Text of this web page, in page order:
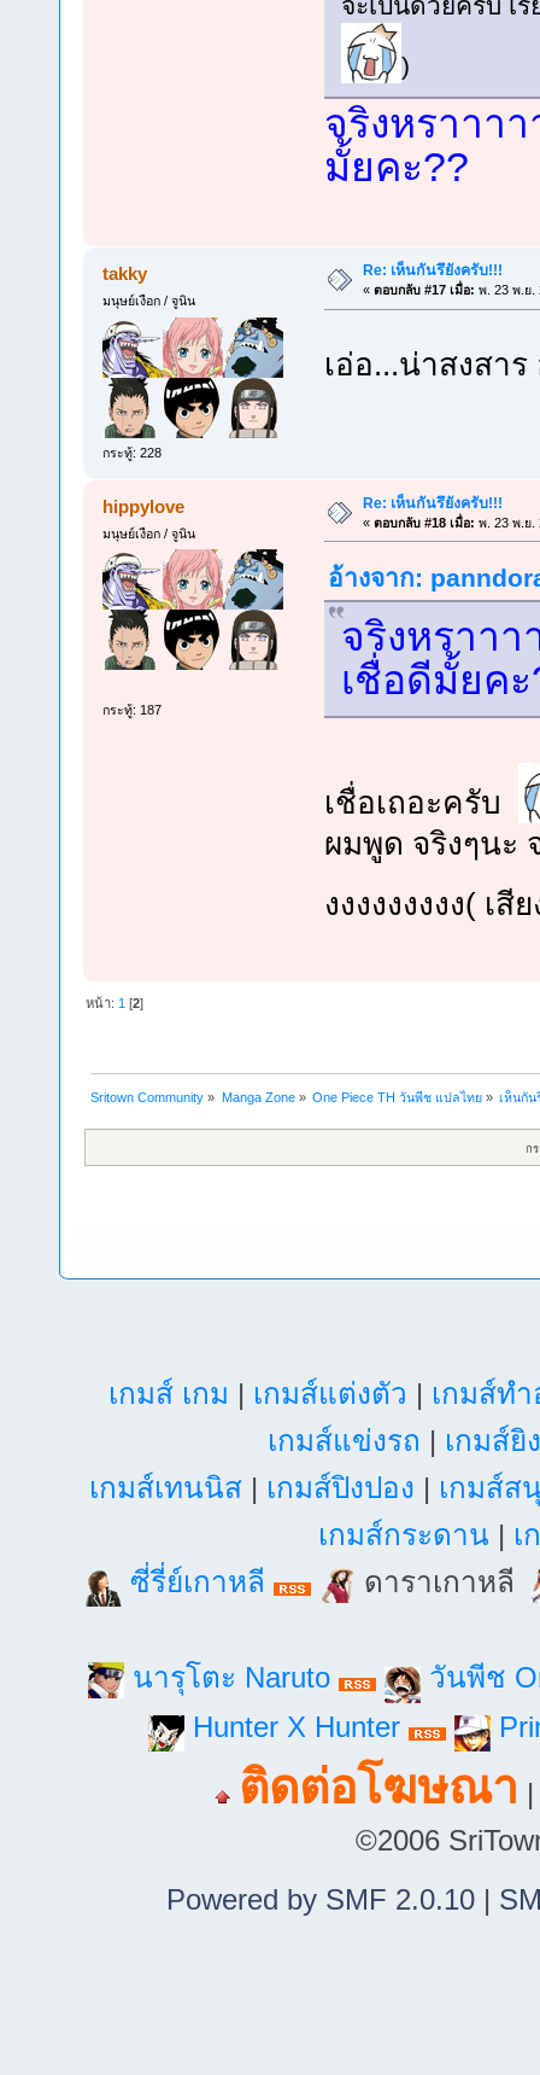
จะเป็นด้วยครับ เ
)
จริงหราาา
มั้ยคะ??
takky
มนุษย์เงือก / จูนิน
กระทู้: 228
Re: เห็นกันรึยังครับ!!!
« ตอบกลับ #17 เมื่อ: พ. 23 พ.ย.
เอ่อ...น่าสงสา
hippylove
มนุษย์เงือก / จูนิน
กระทู้: 187
Re: เห็นกันรึยังครับ!!!
« ตอบกลับ #18 เมื่อ: พ. 23 พ.ย.
อ้างจาก:
จริงหราาา
เชื่อดีมั้ยคะ
เชื่อเถอะครับ
ผมพูด จริงๆนะ จ
งงงงงงงงง( เ
หน้า: 1 [2]
Sritown Community » Manga Zone» One Piece TH วันพีช แปลไทย» เห็นกัน
ก
เกมส์ เกม | เกมส์แต่งตัว | เกมส์ท
เกมส์แข่งรถ | เกมส์ยิ
เกมส์เทนนิส| เกมส์ปิงปอง | เกมส์ส
เกมส์กระดาน | เ
ซี่รี่ย์เกาหลี
ดาราเกาหลี
นารุโตะ Naruto
วันพีช
Hunter X Hunter
ติดต่อโฆษณา
©2006
Powered by SMF 2.0.10|